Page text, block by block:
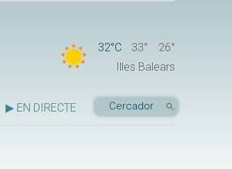
32°C 33°
26°
Illes Balears
▶ EN DIRECTE